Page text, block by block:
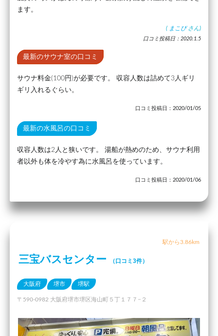
ます。
( まこぴ さん)
口コミ投稿日：2020.1.5
最新のサウナ室の口コミ
サウナ料金(100円)が必要です。 収容人数は詰めて3人ギリ
ギリ入れるぐらい。
口コミ投稿日：2020/01/05
最新の水風呂の口コミ
収容人数は2人と狭いです。 湯船が熱めのため、サウナ利用
者以外も体を冷やす為に水風呂を使っています。
口コミ投稿日：2020/01/06
駅から3.86km
三宝バスセンター （口コミ3件）
大阪府 堺市 堺駅
〒590-0982 大阪府堺市堺区海山町５丁１７７−２